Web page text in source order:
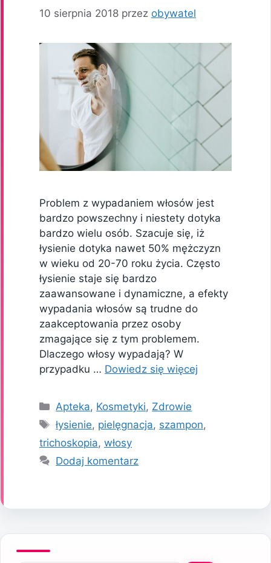
10 sierpnia 2018 przez obywatel
Problem z wypadaniem włosów jest
bardzo powszechny i niestety dotyka
bardzo wielu osób. Szacuje się, iż
łysienie dotyka nawet 50% mężczyzn
w wieku od 20-70 roku życia. Często
łysienie staje się bardzo
zaawansowane i dynamiczne, a efekty
wypadania włosów są trudne do
zaakceptowania przez osoby
zmagające się z tym problemem.
Dlaczego włosy wypadają? W
przypadku … Dowiedz się więcej
Kategorie
Apteka, Kosmetyki, Zdrowie
Tagi
łysienie, pielęgnacja, szampon,
trichoskopia, włosy
Dodaj komentarz